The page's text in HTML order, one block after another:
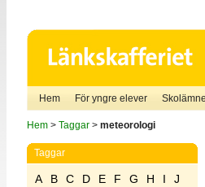
Hem För yngre elever
Hem> Taggar> meteorologi
Taggar
A B C D E F G H I
J